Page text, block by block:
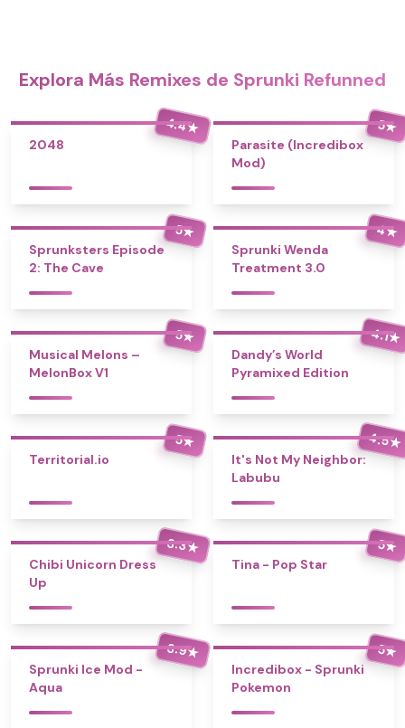
Explora Más Remixes de Sprunki Refunned
4.4★
2048
5★
Parasite (Incredibox
Mod)
5★
Sprunksters Episode
2: The Cave
4★
Sprunki Wenda
Treatment 3.0
5★
Musical Melons –
MelonBox V1
4.1★
Dandy’s World
Pyramixed Edition
5★
Territorial.io
4.5★
It's Not My Neighbor:
Labubu
3.3★
Chibi Unicorn Dress
Up
5★
Tina - Pop Star
3.9★
Sprunki Ice Mod -
Aqua
5★
Incredibox - Sprunki
Pokemon